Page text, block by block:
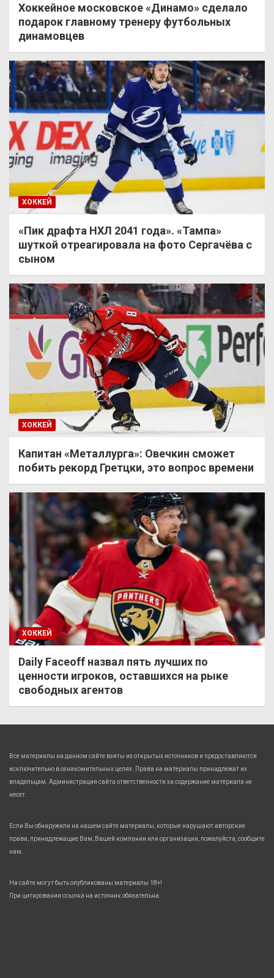
Хоккейное московское «Динамо» сделало
подарок главному тренеру футбольных
динамовцев
ХОККЕЙ
«Пик драфта НХЛ 2041 года». «Тампа»
шуткой отреагировала на фото Сергачёва с
сыном
ХОККЕЙ
Капитан «Металлурга»: Овечкин сможет
побить рекорд Гретцки, это вопрос времени
ХОККЕЙ
Daily Faceoff назвал пять лучших по
ценности игроков, оставшихся на рыке
свободных агентов
Все материалы на данном сайте взяты из открытых источников и предоставляются
исключительно в ознакомительных целях. Права на материалы принадлежат их
владельцам. Администрация сайта ответственности за содержание материала не
несет.
Если Вы обнаружили на нашем сайте материалы, которые нарушают авторские
права, принадлежащие Вам, Вашей компании или организации, пожалуйста, сообщите
нам.
На сайте могут быть опубликованы материалы 18+!
При цитировании ссылка на источник обязательна.